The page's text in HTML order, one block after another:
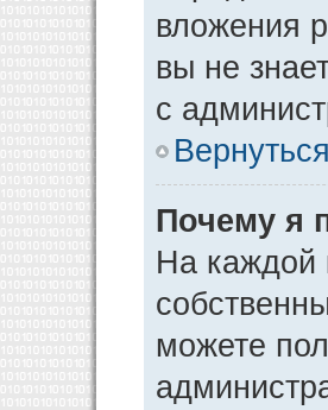
вложения
вы не
с
Почему я
На каждой
можете